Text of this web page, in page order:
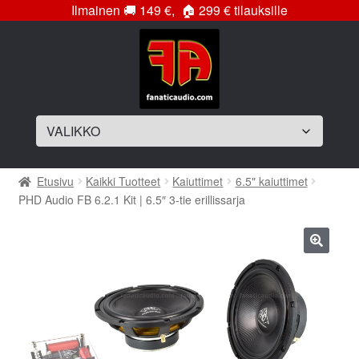
Ilmainen 🚚 149 €, 🏠 299 € tilauksille
Soittimet
Laajenna
alemman
valikko
Vahvistimet
alemman
tason
Laajenna
tason
valikko
Subwooferkotelot
Laajenna
alemman
tason
Bassopaketit
Etusivu Kaikki Tuotteet Kaiuttimet
6.5" kaiuttimet
PHD Audio FB 6.2.1 Kit | 6.5″ 3-tie erillissarja